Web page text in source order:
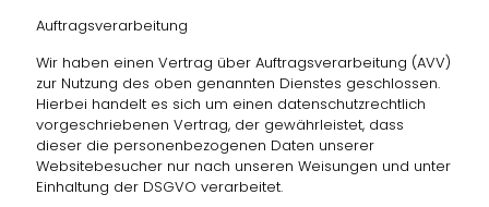
Auftragsverarbeitung
Wir haben einen Vertrag über Auftragsverarbeitung (AVV)
zur Nutzung des oben genannten Dienstes geschlossen.
Hierbei handelt es sich um einen datenschutzrechtlich
vorgeschriebenen Vertrag, der gewährleistet, dass
dieser die personenbezogenen Daten unserer
Websitebesucher nur nach unseren Weisungen und unter
Einhaltung der DSGVO verarbeitet.